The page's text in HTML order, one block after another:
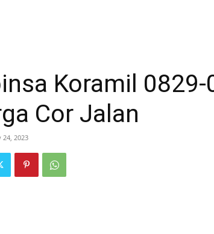
Koramil 0829-
Cor Jalan
24, 2023